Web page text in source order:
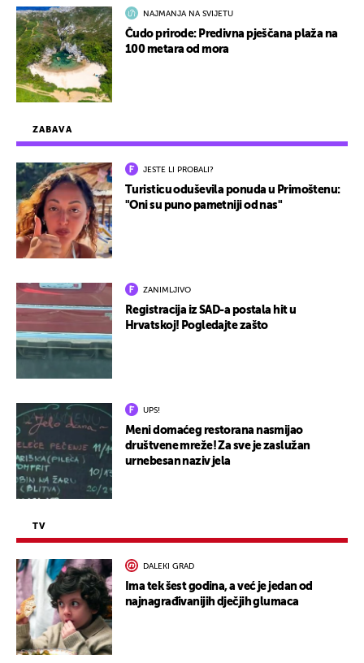
ZABAVA
JESTE LI PROBALI?
Turisticu oduševila ponuda u Primoštenu:
"Oni su puno pametniji od nas"
ZANIMLJIVO
Registracija iz SAD-a postala hit u
Hrvatskoj! Pogledajte zašto
UPS!
Meni domaćeg restorana nasmijao
društvene mreže! Za sve je zaslužan
urnebesan naziv jela
TV
DALEKI GRAD
Ima tek šest godina, a već je jedan od
najnagrađivanijih dječjih glumaca
NAJMANJA NA SVIJETU
Čudo prirode: Predivna pješčana plaža na
100 metara od mora